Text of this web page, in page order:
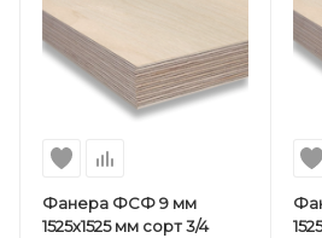
Фанера ФСФ 9 мм
1525х1525 мм сорт 3/4